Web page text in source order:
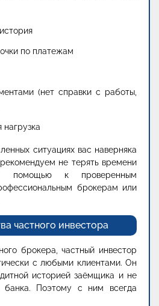
по платежам
(нет справки с работы,
нагрузка
ситуациях вас наверняка
не терять времени
помощью к проверенным
брокерам или
частного инвестора
брокера, частный инвестор
с любыми клиентами. Он
историей заёмщика и не
банка. Поэтому с ним всегда